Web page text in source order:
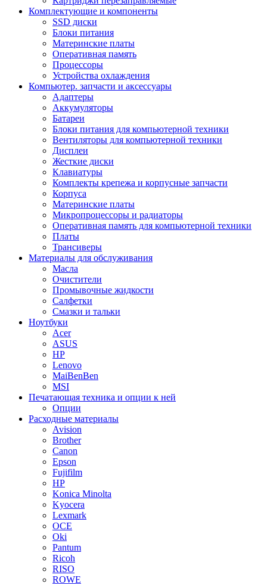
Комплектующие и компоненты
SSD диски
Блоки питания
Материнские платы
Оперативная память
Процессоры
Устройства охлаждения
Компьютер. запчасти и аксессуары
Адаптеры
Аккумуляторы
Батареи
Блоки питания для компьютерной техники
Вентиляторы для компьютерной техники
Дисплеи
Жесткие диски
Клавиатуры
Комплекты крепежа и корпусные запчасти
Корпуса
Материнские платы
Микропроцессоры и радиаторы
Оперативная память для компьютерной техники
Платы
Трансиверы
Материалы для обслуживания
Масла
Очистители
Промывочные жидкости
Салфетки
Смазки и тальки
Ноутбуки
Acer
ASUS
HP
Lenovo
MaiBenBen
MSI
Печатающая техника и опции к ней
Опции
Расходные материалы
Avision
Brother
Canon
Epson
Fujifilm
HP
Konica Minolta
Kyocera
Lexmark
OCE
Oki
Pantum
Ricoh
RISO
ROWE